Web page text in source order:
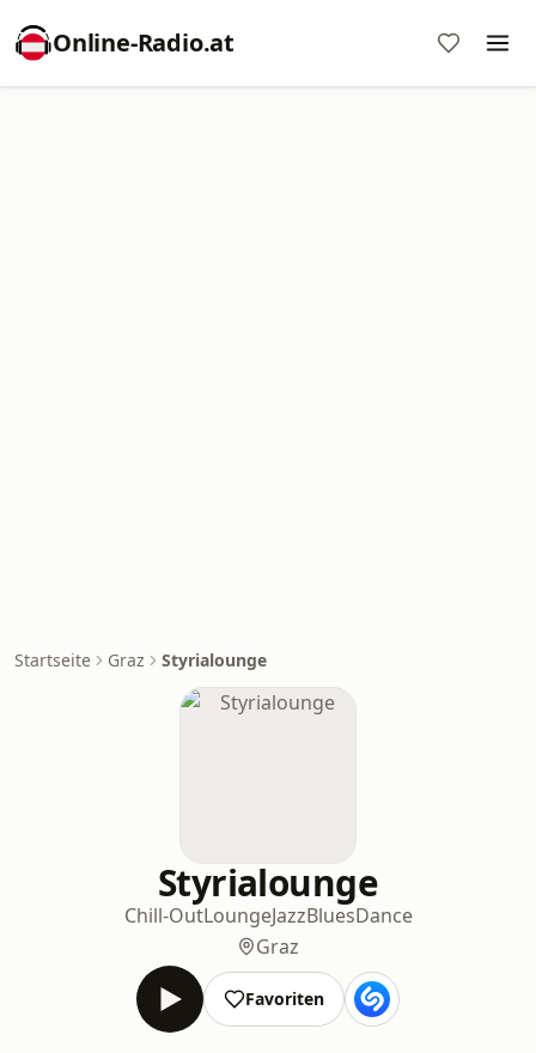
Online‑Radio.at
Startseite Graz Styrialounge
Styrialounge
Chill-OutLoungeJazzBluesDance
Graz
Favoriten